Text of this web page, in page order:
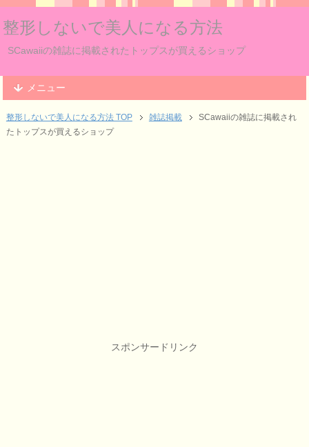
整形しないで美人になる方法
SCawaiiの雑誌に掲載されたトップスが買えるショップ
メニュー
整形しないで美人になる方法 TOP 雑誌掲載
SCawaiiの雑誌に掲載され
たトップスが買えるショップ
スポンサードリンク